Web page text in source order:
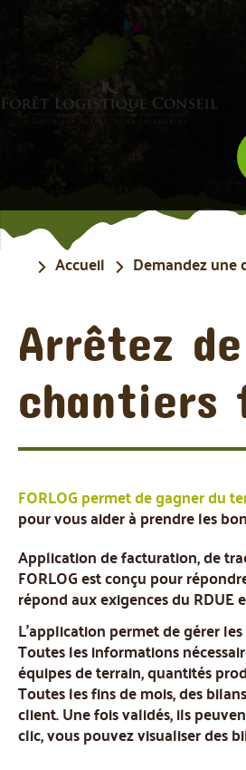
Accueil Demandez une
Arrêtez
chantiers
FORLOG permet de gagner du
pour vous aider à prendre les
Application de facturation, de
FORLOG est conçu pour
répond aux exigences du
L'application permet de gérer
Toutes les informations
équipes de terrain, quantités
Toutes les fins de mois, des
client. Une fois validés, ils
clic, vous pouvez visualiser des